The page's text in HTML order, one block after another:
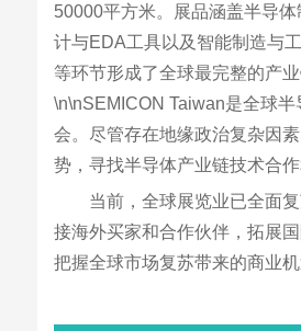
50000平方米。展品涵盖半导
计与EDA工具以及智能制造与
等环节形成了全球最完整的产
\n\nSEMICON Taiwan是全球
会。尽管存在地缘政治复杂因
势，寻找半导体产业链技术合
当前，全球展览业已全面
接海外买家和合作伙伴，拓展
把握全球市场复苏带来的商业机